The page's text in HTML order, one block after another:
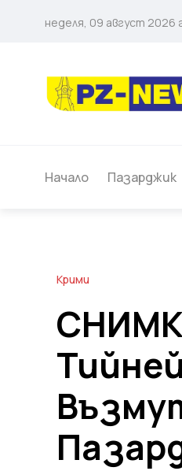
неделя, 09 август 2026
Начало Пазарджик
Крими